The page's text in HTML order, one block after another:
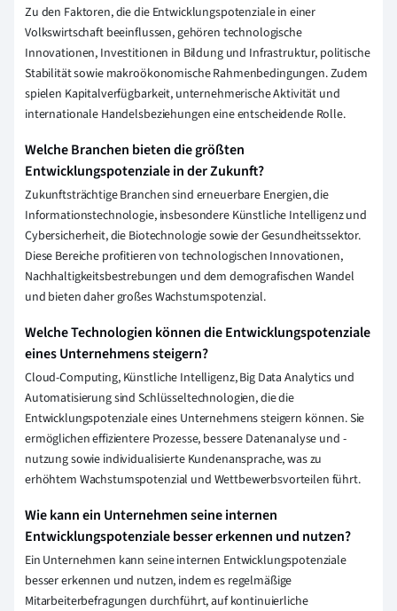
Zu den Faktoren, die die Entwicklungspotenziale in einer
Volkswirtschaft beeinflussen, gehören technologische
Innovationen, Investitionen in Bildung und Infrastruktur, politische
Stabilität sowie makroökonomische Rahmenbedingungen. Zudem
spielen Kapitalverfügbarkeit, unternehmerische Aktivität und
internationale Handelsbeziehungen eine entscheidende Rolle.
Welche Branchen bieten die größten
Entwicklungspotenziale in der Zukunft?
Zukunftsträchtige Branchen sind erneuerbare Energien, die
Informationstechnologie, insbesondere Künstliche Intelligenz und
Cybersicherheit, die Biotechnologie sowie der Gesundheitssektor.
Diese Bereiche profitieren von technologischen Innovationen,
Nachhaltigkeitsbestrebungen und dem demografischen Wandel
und bieten daher großes Wachstumspotenzial.
Welche Technologien können die Entwicklungspotenziale
eines Unternehmens steigern?
Cloud-Computing, Künstliche Intelligenz, Big Data Analytics und
Automatisierung sind Schlüsseltechnologien, die die
Entwicklungspotenziale eines Unternehmens steigern können. Sie
ermöglichen effizientere Prozesse, bessere Datenanalyse und -
nutzung sowie individualisierte Kundenansprache, was zu
erhöhtem Wachstumspotenzial und Wettbewerbsvorteilen führt.
Wie kann ein Unternehmen seine internen
Entwicklungspotenziale besser erkennen und nutzen?
Ein Unternehmen kann seine internen Entwicklungspotenziale
besser erkennen und nutzen, indem es regelmäßige
Mitarbeiterbefragungen durchführt, auf kontinuierliche